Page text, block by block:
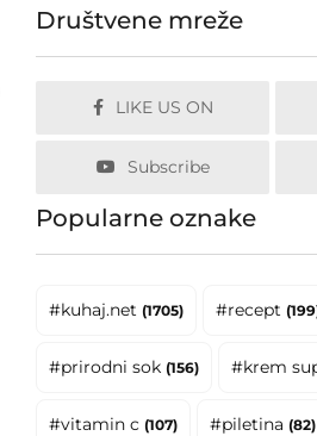
Društvene mreže
LIKE US ON
Subscribe
Popularne oznake
#kuhaj.net(1705) #recept
#prirodni sok(156) #krem
#vitamin c(107) #piletina(82)